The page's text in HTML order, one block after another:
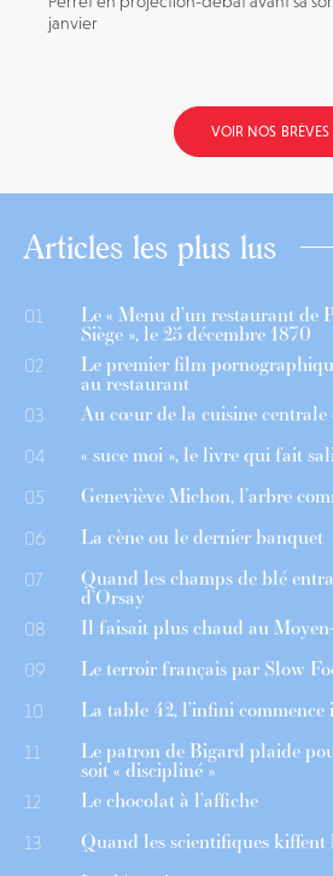
janvier
VOIR NOS BRÈVES
Articles les plus lus
01 Le « Menu d’un restaurant de
Siège », le 25 décembre 1870
02 Le premier film
au restaurant
03 Au cœur de la cuisine centrale
04 « suce moi », le livre qui fait
05 Geneviève Michon, l’arbre
06 La cène ou le dernier banquet
07 Quand les champs de blé
d’Orsay
08 Il faisait plus chaud au
09 Le terroir français par Slow
10 La table 42, l’infini commence
11 Le patron de Bigard plaide
soit « discipliné »
12 Le chocolat à l’affiche
13 Quand les scientifiques kiffent